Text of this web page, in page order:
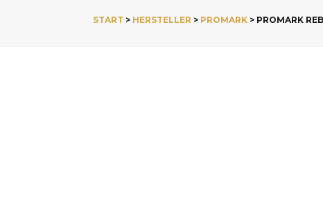
START > HERSTELLER > PROMARK > PROMARK